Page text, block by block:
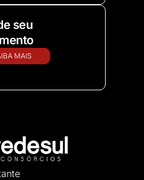
seu
MAIS